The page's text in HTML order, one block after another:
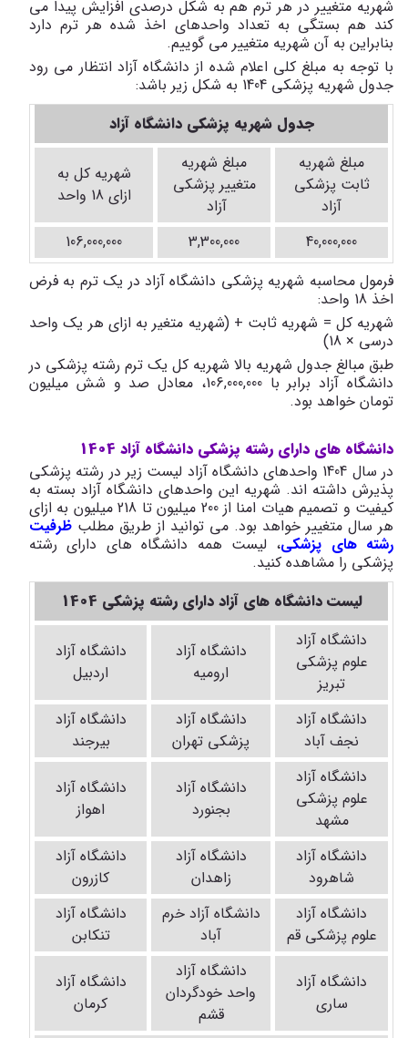
شهریه متغییر در هر ترم هم به شکل درصدی افزایش پیدا می
کند هم بستگی به تعداد واحدهای اخذ شده هر ترم دارد
بنابراین به آن شهریه متغییر می گوییم.
با توجه به مبلغ کلی اعلام شده از دانشگاه آزاد انتظار می رود
جدول شهریه پزشکی 1404 به شکل زیر باشد:
جدول شهریه پزشکی دانشگاه آزاد
مبلغ شهریه
ثابت پزشکی
آزاد
مبلغ شهریه
متغییر پزشکی
آزاد
شهریه کل به
ازای 18 واحد
40,000,000
3,300,000
106,000,000
فرمول محاسبه شهریه پزشکی دانشگاه آزاد در یک ترم به فرض
اخذ 18 واحد:
شهریه کل = شهریه ثابت + (شهریه متغیر به ازای هر یک واحد
درسی ×
طبق مبالغ جدول شهریه بالا شهریه کل یک ترم رشته پزشکی در
دانشگاه آزاد برابر با 106,000,000، معادل صد و شش میلیون
تومان خواهد بود.
دانشگاه های دارای رشته پزشکی دانشگاه آزاد 1404
در سال 1404 واحدهای دانشگاه آزاد لیست زیر در رشته پزشکی
پذیرش داشته اند. شهریه این واحدهای دانشگاه آزاد بسته به
کیفیت و تصمیم هیات امنا از 200 میلیون تا 218 میلیون به ازای
هر سال متغییر خواهد بود. می توانید از طریق مطلب ظرفیت
رشته های پزشکی، لیست همه دانشگاه های دارای رشته
پزشکی را مشاهده کنید.
لیست دانشگاه های آزاد دارای رشته پزشکی 1404
دانشگاه آزاد
علوم پزشکی
تبریز
دانشگاه آزاد
ارومیه
دانشگاه آزاد
اردبیل
دانشگاه آزاد
نجف آباد
دانشگاه آزاد
پزشکی تهران
دانشگاه آزاد
بیرجند
دانشگاه آزاد
علوم پزشکی
مشهد
دانشگاه آزاد
بجنورد
دانشگاه آزاد
اهواز
دانشگاه آزاد
شاهرود
دانشگاه آزاد
زاهدان
دانشگاه آزاد
کازرون
دانشگاه آزاد
علوم پزشکی قم
دانشگاه آزاد خرم
آباد
دانشگاه آزاد
تنکابن
دانشگاه آزاد
ساری
دانشگاه آزاد
واحد خودگردان
قشم
دانشگاه آزاد
کرمان